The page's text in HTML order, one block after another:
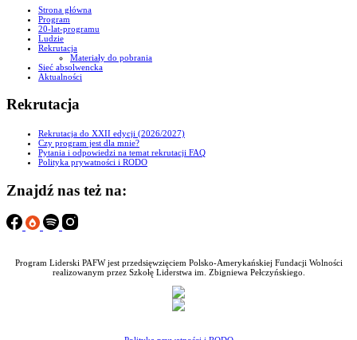
Strona główna
Program
20-lat-programu
Ludzie
Rekrutacja
Materiały do pobrania
Sieć absolwencka
Aktualności
Rekrutacja
Rekrutacja do XXII edycji (2026/2027)
Czy program jest dla mnie?
Pytania i odpowiedzi na temat rekrutacji FAQ
Polityka prywatności i RODO
Znajdź nas też na:
Program Liderski PAFW jest przedsięwzięciem Polsko-Amerykańskiej Fundacji Wolności
realizowanym przez Szkołę Liderstwa im. Zbigniewa Pełczyńskiego.